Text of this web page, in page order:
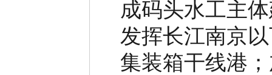
成码头水工主
发挥长江南京
集装箱干线港